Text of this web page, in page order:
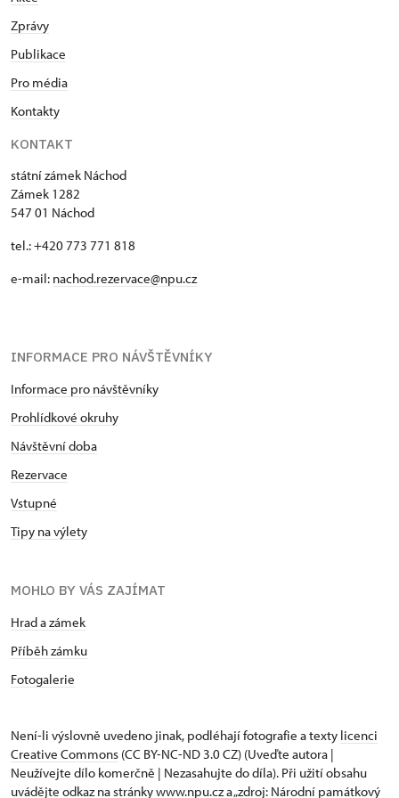
Zprávy
Publikace
Pro média
Kontakty
KONTAKT
státní zámek Náchod
Zámek 1282
547 01 Náchod
tel.: +420 773 771 818
e-mail: nachod.rezervace@npu.cz
INFORMACE PRO NÁVŠTĚVNÍKY
Informace pro návštěvníky
Prohlídkové okruhy
Návštěvní doba
Rezervace
Vstupné
Tipy na výlety
MOHLO BY VÁS ZAJÍMAT
Hrad a zámek
Příběh zámku
Fotogalerie
Není-li výslovně uvedeno jinak, podléhají fotografie a texty licenci
Creative Commons (CC BY-NC-ND 3.0 CZ) (Uveďte autora |
Neužívejte dílo komerčně | Nezasahujte do díla). Při užití obsahu
uvádějte odkaz na stránky www.npu.cz a „zdroj: Národní památkový